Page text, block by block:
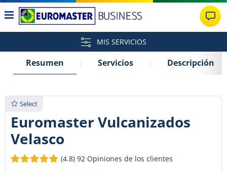
MIS SERVICIOS
Resumen Servicios Descripción
Select
Euromaster Vulcanizados
Velasco
(4.8) 92 Opiniones de los clientes